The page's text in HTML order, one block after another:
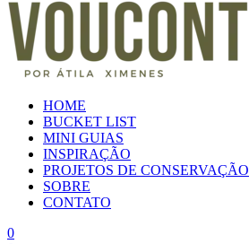
HOME
BUCKET LIST
MINI GUIAS
INSPIRAÇÃO
PROJETOS DE CONSERVAÇÃO
SOBRE
CONTATO
0